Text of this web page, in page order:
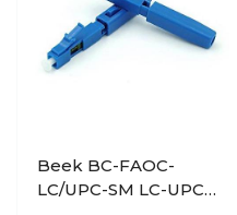
Beek BC-FAOC-
LC/UPC-SM LC-UPC